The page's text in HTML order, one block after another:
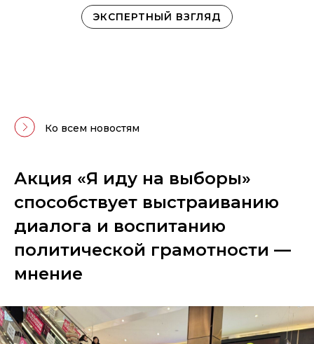
ЭКСПЕРТНЫЙ ВЗГЛЯД
Ко всем новостям
Акция «Я иду на выборы»
способствует выстраиванию
диалога и воспитанию
политической грамотности —
мнение